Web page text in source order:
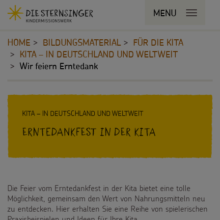
Navigationsabkürzungen
Seiteninhalt
Zur
Hauptnavigation
Zur
Suche
MENU
MENU SCHLIESSEN
STERNSINGEN
Vorlagen, Lieder, Praktische Hilfen
Sternsinger-Material
Sternsingermobil
Fotoausstellung
PROJEKTE
Gesundheit
Kinderrechte
BILDUNGSMATERIAL
Für die Pfarrgemeinde
befinden
sich
hier:
HOME BILDUNGSMATERIAL
FÜR DIE KITA
KITA – IN DEUTSCHLAND UND WELTWEIT
Wir feiern Erntedank
Inhalt
KITA – IN DEUTSCHLAND UND WELTWEIT
Erntedankfest in der Kita
Die Feier vom Erntedankfest in der Kita bietet eine tolle
Möglichkeit, gemeinsam den Wert von Nahrungsmitteln neu
zu entdecken. Hier erhalten Sie eine Reihe von spielerischen